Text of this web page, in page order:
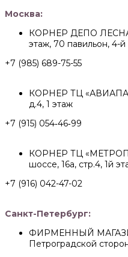
Москва:
КОРНЕР ДЕПО
этаж, 70 павильон, 4-й
+7 (985) 689-75-55
КОРНЕР ТЦ
д.4, 1 этаж
+7 (915) 054‑46‑99
КОРНЕР ТЦ
шоссе, 16а, стр.4, 1й
+7 (916) 042-47-02
Санкт-Петербург:
ФИРМЕННЫЙ
Петроградской